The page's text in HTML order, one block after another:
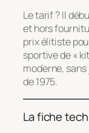
Le tarif ? Il
et hors
prix élitiste
sportive de «
moderne,
de 1975.
La fiche